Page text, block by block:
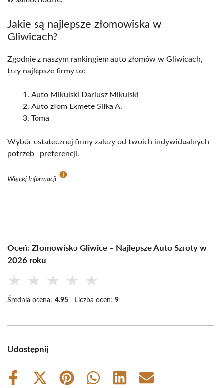
Jakie są najlepsze złomowiska w
Gliwicach?
Zgodnie z naszym rankingiem auto złomów w Gliwicach,
trzy najlepsze firmy to:
Auto Mikulski Dariusz Mikulski
Auto złom Exmete Siłka A.
Toma
Wybór ostatecznej firmy zależy od twoich indywidualnych
potrzeb i preferencji.
Więcej Informacji
Oceń: Złomowisko Gliwice – Najlepsze Auto Szroty w
2026 roku
★ ★ ★ ★ ★
Średnia ocena: 4.95 Liczba ocen: 9
Udostępnij
Share
Share
Share
Share
Share
Share